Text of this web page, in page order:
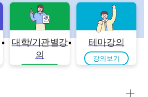
대학/기관별강
의
테마강의
강의보기